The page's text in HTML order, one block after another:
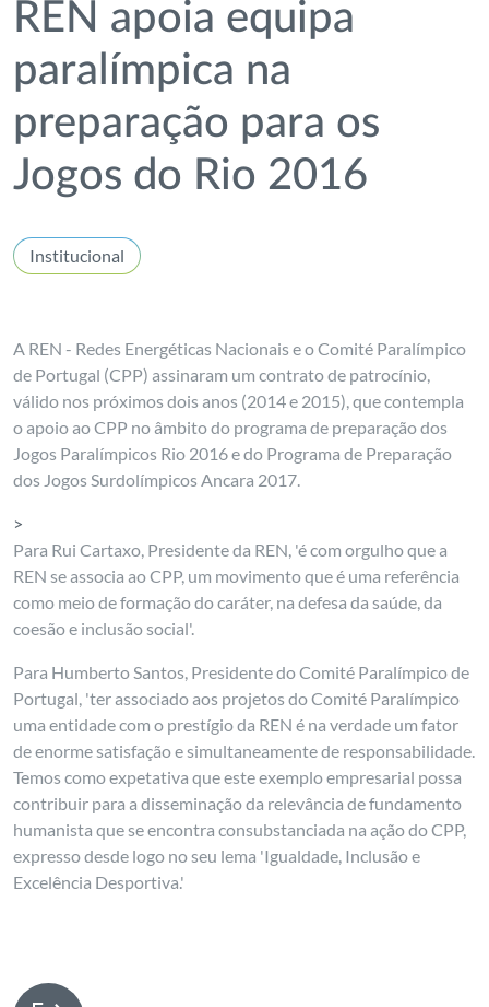
REN apoia equipa
paralímpica na
preparação para os
Jogos do Rio 2016
Institucional
A REN - Redes Energéticas Nacionais e o Comité Paralímpico
de Portugal (CPP) assinaram um contrato de patrocínio,
válido nos próximos dois anos (2014 e 2015), que contempla
o apoio ao CPP no âmbito do programa de preparação dos
Jogos Paralímpicos Rio 2016 e do Programa de Preparação
dos Jogos Surdolímpicos Ancara 2017.
>
Para Rui Cartaxo, Presidente da REN, 'é com orgulho que a
REN se associa ao CPP, um movimento que é uma referência
como meio de formação do caráter, na defesa da saúde, da
coesão e inclusão social'.
Para Humberto Santos, Presidente do Comité Paralímpico de
Portugal, 'ter associado aos projetos do Comité Paralímpico
uma entidade com o prestígio da REN é na verdade um fator
de enorme satisfação e simultaneamente de responsabilidade.
Temos como expetativa que este exemplo empresarial possa
contribuir para a disseminação da relevância de fundamento
humanista que se encontra consubstanciada na ação do CPP,
expresso desde logo no seu lema 'Igualdade, Inclusão e
Excelência Desportiva.'